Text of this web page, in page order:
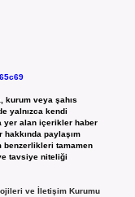
kurum veya şahıs
yalnızca kendi
yer alan içerikler haber
paylaşım
benzerlikleri tamamen
tavsiye niteliği
ve İletişim Kurumu